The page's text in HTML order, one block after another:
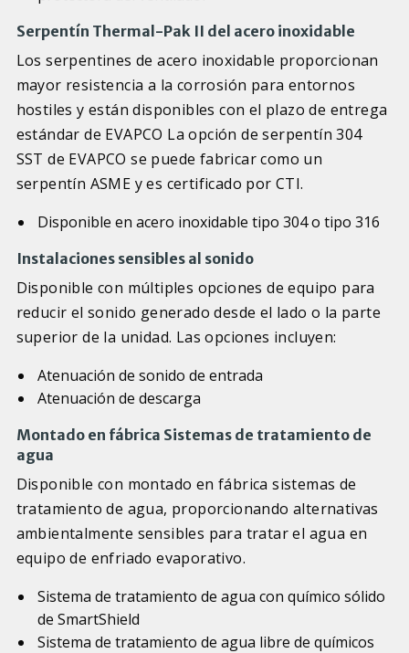
Serpentín Thermal-Pak II del acero inoxidable
Los serpentines de acero inoxidable proporcionan
mayor resistencia a la corrosión para entornos
hostiles y están disponibles con el plazo de entrega
estándar de EVAPCO La opción de serpentín 304
SST de EVAPCO se puede fabricar como un
serpentín ASME y es certificado por CTI.
Disponible en acero inoxidable tipo 304 o tipo 316
Instalaciones sensibles al sonido
Disponible con múltiples opciones de equipo para
reducir el sonido generado desde el lado o la parte
superior de la unidad. Las opciones incluyen:
Atenuación de sonido de entrada
Atenuación de descarga
Montado en fábrica Sistemas de tratamiento de
agua
Disponible con montado en fábrica sistemas de
tratamiento de agua, proporcionando alternativas
ambientalmente sensibles para tratar el agua en
equipo de enfriado evaporativo.
Sistema de tratamiento de agua con químico sólido
de SmartShield
Sistema de tratamiento de agua libre de químicos